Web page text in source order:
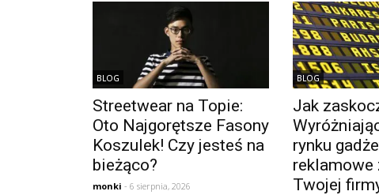
BLOG
Streetwear na Topie:
Oto Najgorętsze Fasony
Koszulek! Czy jesteś na
bieżąco?
monki - 6 sierpnia, 2026
BLOG
Jak
rynku
reklamowe
Twojej